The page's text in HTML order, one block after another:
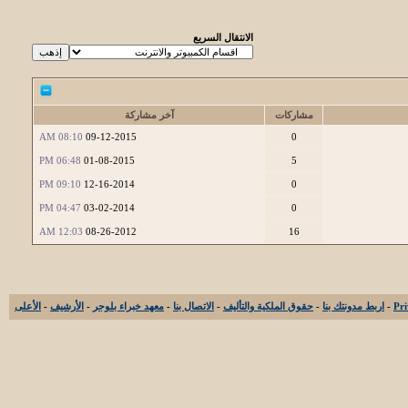
الانتقال السريع
مشاركات
آخر مشاركة
0
09-12-2015
08:10 AM
5
01-08-2015
06:48 PM
0
12-16-2014
09:10 PM
0
03-02-2014
04:47 PM
16
08-26-2012
12:03 AM
- اربط مدونتك بنا - حقوق الملكية والتأليف - الاتصال بنا - معهد خبراء بلوجر - الأرشيف - الأعلى